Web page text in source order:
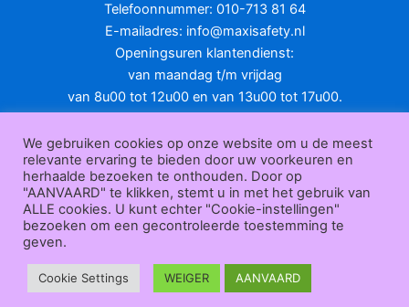
gekozen
worden
op
productpagina
Telefoonnummer: 010-713 81 64
E-mailadres: info@maxisafety.nl
Openingsuren klantendienst:
van maandag t/m vrijdag
van 8u00 tot 12u00 en van 13u00 tot 17u00.
KLANTENSERVICE
Over
ons|Bedrijfsgegevens| F.A.Q.|Bestelprocedure | Betaling
ending | Retourneren|Herroepingsrecht|Herroepingsfunctie
ederverkoop|Bedrukken|Contact
Algemene voorwaarden
Maxisafety.nl © 2026
We gebruiken cookies op onze website om u de meest
relevante ervaring te bieden door uw voorkeuren en
herhaalde bezoeken te onthouden. Door op
"AANVAARD" te klikken, stemt u in met het gebruik van
ALLE cookies. U kunt echter "Cookie-instellingen"
bezoeken om een gecontroleerde toestemming te
geven.
Cookie Settings WEIGER AANVAARD